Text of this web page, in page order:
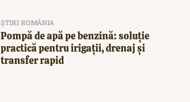
ȘTIRI ROMÂNIA
Pompă de apă pe benzină: soluție
practică pentru irigații, drenaj și
transfer rapid